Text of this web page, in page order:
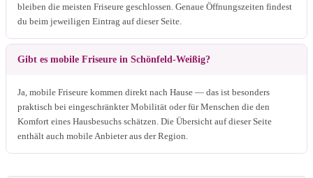
bleiben die meisten Friseure geschlossen. Genaue Öffnungszeiten findest
du beim jeweiligen Eintrag auf dieser Seite.
Gibt es mobile Friseure in Schönfeld-Weißig?
Ja, mobile Friseure kommen direkt nach Hause — das ist besonders
praktisch bei eingeschränkter Mobilität oder für Menschen die den
Komfort eines Hausbesuchs schätzen. Die Übersicht auf dieser Seite
enthält auch mobile Anbieter aus der Region.